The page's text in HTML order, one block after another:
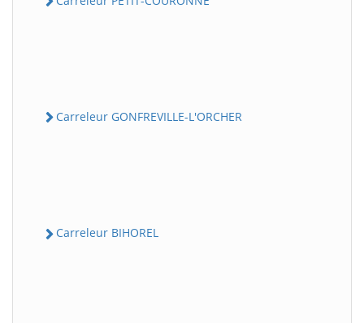
Carreleur GONFREVILLE-L'ORCHER
Carreleur BIHOREL